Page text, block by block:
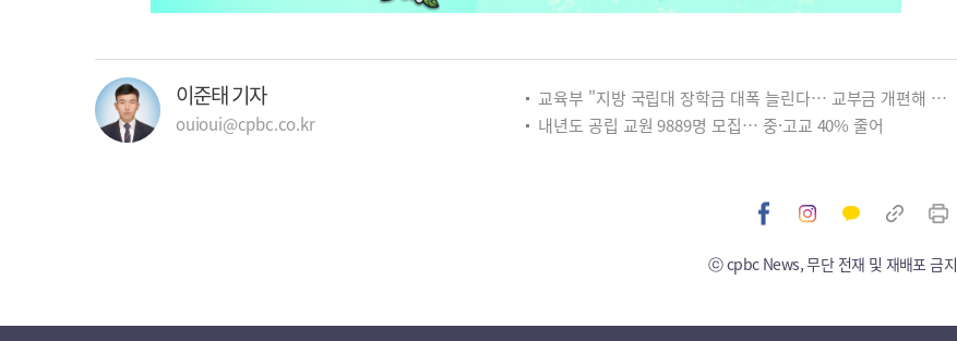
이준태 기자
ouioui@cpbc.co.kr
교육부 "지방 국립대 장학금 대폭 늘린다… 교부금 개편해 미래인재 양성"
내년도 공립 교원 9889명 모집… 중·고교 40% 줄어
ⓒ cpbc News, 무단 전재 및 재배포 금지